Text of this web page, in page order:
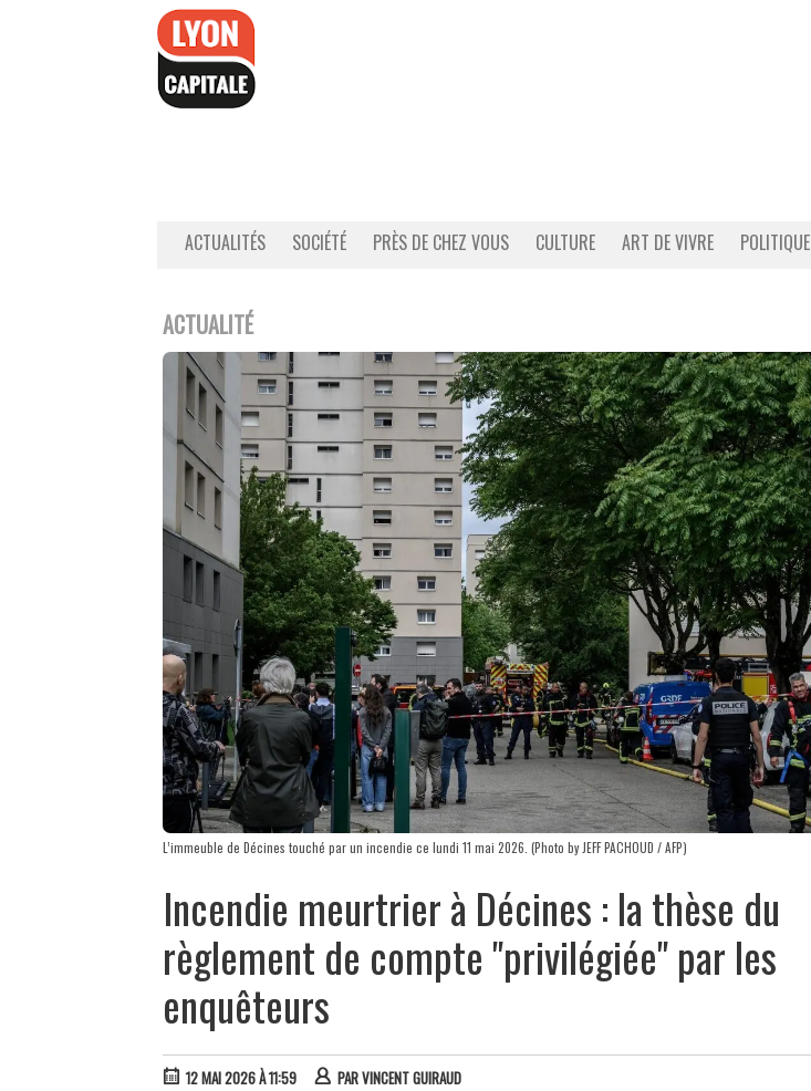
ACTUALITÉS SOCIÉTÉ PRÈS DE CHEZ VOUS CULTURE ART DE VIVRE POLITIQUE
ACTUALITÉ
L’immeuble de Décines touché par un incendie ce lundi 11 mai 2026. (Photo by JEFF PACHOUD / AFP)
Incendie meurtrier à Décines : la thèse du
règlement de compte "privilégiée" par les
enquêteurs
12 MAI 2026 À 11:59 PARVINCENT GUIRAUD